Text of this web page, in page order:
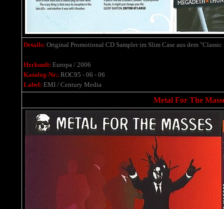
Details: Original Promotional CD Sampler im Slim Case aus dem
Herkunft: Europa / 2006
Katalog-Nr.: ROC95 - 06 - 06
Label: EMI / Century Media
Metal For The